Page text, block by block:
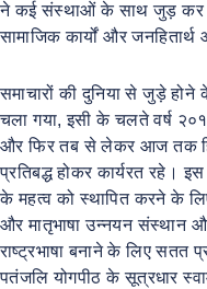
ने कई संस्थाओं के साथ जुड़ कर
सामाजिक कार्यों और
समाचारों की दुनिया से जुड़े होने
चला गया, इसी के चलते वर्ष
और फिर तब से लेकर आज तक
प्रतिबद्ध होकर कार्यरत रहे। इस
के महत्व को स्थापित करने के
और मातृभाषा उन्नयन संस्थान और
राष्ट्रभाषा बनाने के लिए सतत
पतंजलि योगपीठ के सूत्रधार